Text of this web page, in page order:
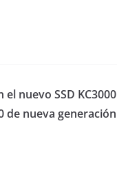
nuevo SSD KC3000
de nueva generación